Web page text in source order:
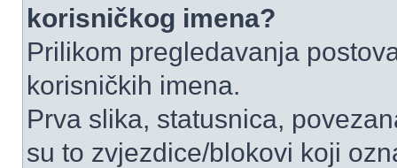
korisničkog imena?
Prilikom pregledavanja
korisničkih imena.
Prva slika, statusnica,
su to zvjezdice/blokovi koji